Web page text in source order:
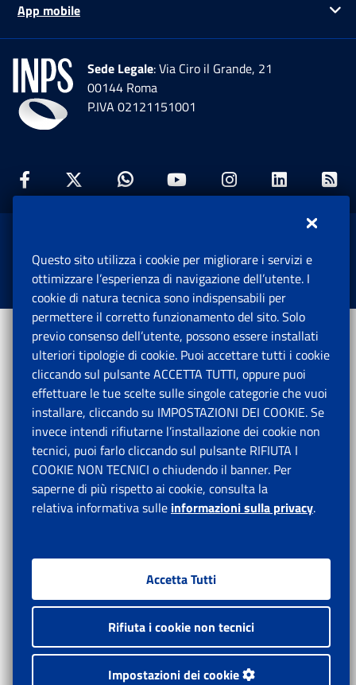
App mobile
Sede Legale: Via Ciro il Grande, 21
00144 Roma
P.IVA 02121151001
Facebook: Apre una nuova finestra
Twitter: Apre una nuova finestra
Whatsapp: Apre una nuova
Youtube: Apre una
Instagram:
Istituto Nazionale Previdenza Sociale.
Tutti i diritti riservati.
Questo sito utilizza i cookie per migliorare i servizi e
ottimizzare l’esperienza di navigazione dell’utente. I
cookie di natura tecnica sono indispensabili per
permettere il corretto funzionamento del sito. Solo
previo consenso dell’utente, possono essere installati
ulteriori tipologie di cookie. Puoi accettare tutti i cookie
cliccando sul pulsante ACCETTA TUTTI, oppure puoi
effettuare le tue scelte sulle singole categorie che vuoi
installare, cliccando su IMPOSTAZIONI DEI COOKIE. Se
invece intendi rifiutarne l’installazione dei cookie non
tecnici, puoi farlo cliccando sul pulsante RIFIUTA I
COOKIE NON TECNICI o chiudendo il banner. Per
saperne di più rispetto ai cookie, consulta la
relativa informativa sulle informazioni sulla privacy.
Accetta Tutti
Rifiuta i cookie non tecnici
Impostazioni dei cookie